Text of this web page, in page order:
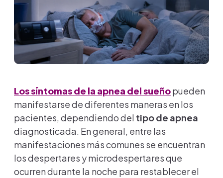
Los síntomas de la apnea del sueñopueden
manifestarse de diferentes maneras en los
pacientes, dependiendo del tipo de apnea
diagnosticada. En general, entre las
manifestaciones más comunes se encuentran
los despertares y microdespertares que
ocurren durante la noche para restablecer el